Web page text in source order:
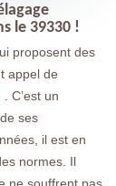
le 39330 !
proposent des
appel de
C’est un
ses
il est en
normes. Il
ne souffrent pas